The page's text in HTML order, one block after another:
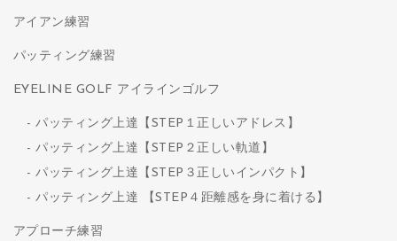
アイアン練習
パッティング練習
EYELINE GOLF アイラインゴルフ
パッティング上達【STEP１正しいアドレス】
パッティング上達【STEP２正しい軌道】
パッティング上達【STEP３正しいインパクト】
パッティング上達 【STEP４距離感を身に着ける】
アプローチ練習